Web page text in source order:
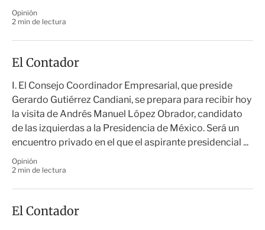
Opinión
2 min de lectura
El Contador
I. El Consejo Coordinador Empresarial, que preside
Gerardo Gutiérrez Candiani, se prepara para recibir hoy
la visita de Andrés Manuel López Obrador, candidato
de las izquierdas a la Presidencia de México. Será un
encuentro privado en el que el aspirante presidencial ...
Opinión
2 min de lectura
El Contador